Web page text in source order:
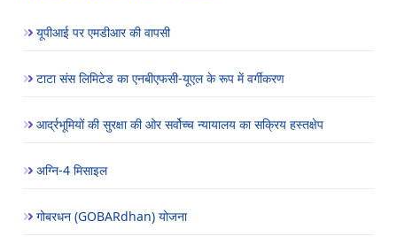
यूपीआई पर एमडीआर की वापसी
टाटा संस लिमिटेड का एनबीएफसी-यूएल के रूप में वर्गीकरण
आर्द्रभूमियों की सुरक्षा की ओर सर्वोच्च न्यायालय का सक्रिय हस्तक्षेप
अग्नि-4 मिसाइल
गोबरधन (GOBARdhan) योजना